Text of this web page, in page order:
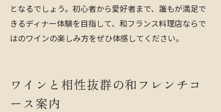
となるでしょう。初心者から愛好者まで、誰もが満足で
きるディナー体験を目指して、和フランス料理店ならで
はのワインの楽しみ方をぜひ体感してください。
ワインと相性抜群の和フレンチコ
ース案内